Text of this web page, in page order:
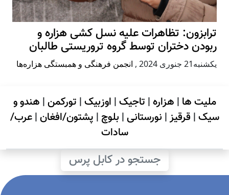
ترابزون: تظاهرات علیه نسل کشی هزاره و
ربودن دختران توسط گروه تروریستی طالبان
يكشنبه21 جنوری 2024 , انجمن فرهنگی و همبستگی هزاره‌ها
ملیت ها | هزاره| تاجیک| اوزبیک| تورکمن| هندو و
سیک| قرقیز| نورستانی| بلوچ | پشتون/افغان|عرب/
سادات
جستجو در کابل پرس